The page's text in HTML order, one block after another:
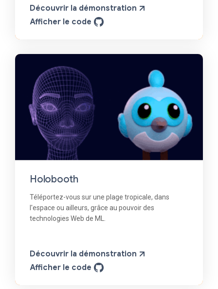
Découvrir la démonstration
Afficher le code
Holobooth
Téléportez-vous sur une plage tropicale, dans
l'espace ou ailleurs, grâce au pouvoir des
technologies Web de ML.
Découvrir la démonstration
Afficher le code